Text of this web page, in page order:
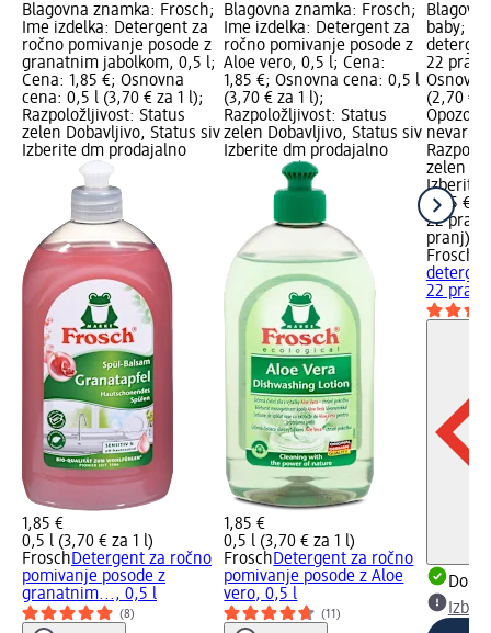
Blagovna znamka: Frosch;
Ime izdelka: Detergent za
ročno pomivanje posode z
granatnim jabolkom, 0,5 l;
Cena: 1,85 €; Osnovna
cena: 0,5 l (3,70 € za 1 l);
Razpoložljivost: Status
zelen Dobavljivo, Status siv
Izberite dm prodajalno
1,85 €
0,5 l (3,70 € za 1 l)
FroschDetergent za ročno
pomivanje posode z
granatnim..., 0,5 l
(8)
Blagovna znamka: Frosch;
Ime izdelka: Detergent za
ročno pomivanje posode z
Aloe vero, 0,5 l; Cena:
1,85 €; Osnovna cena: 0,5 l
(3,70 € za 1 l);
Razpoložljivost: Status
zelen Dobavljivo, Status siv
Izberite dm prodajalno
1,85 €
0,5 l (3,70 € za 1 l)
FroschDetergent za ročno
pomivanje posode z Aloe
vero, 0,5 l
(11)
baby;
22
(2,70 €
nevarno
zelen
Izberite
5,95 €
22 pranj
pranj)
Frosch
22 pranj